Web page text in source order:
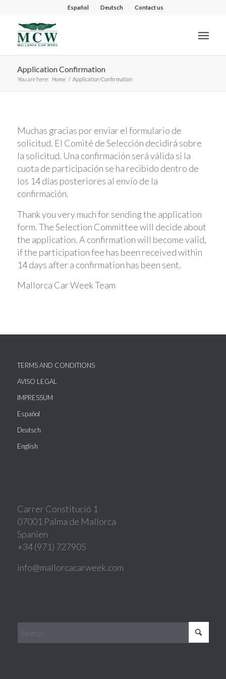
Español Deutsch Contact us
Application Confirmation
You are here: Home / Application Confirmation
Muchas gracias por enviar el formulario de
solicitud. El Comité de Selección decidirá sobre
la solicitud. Una confirmación será válida si la
cuota de participación se ha recibido dentro de
los 14 días posteriores al envío de la
confirmación.
Thank you very much for sending the application
form. The Selection Committee will decide about
the application. A confirmation will become valid,
if the participation fee has been received within
14 days after a confirmation has been sent.
Mallorca Car Week Team
TERMS AND CONDITIONS
AVISO LEGAL
IMPRESSUM
Español
Deutsch
English
Carrer Constitució 1
07001 Palma de Mallorca
Spanien
+34 (971) 727905
info@mallorcacarweek.com